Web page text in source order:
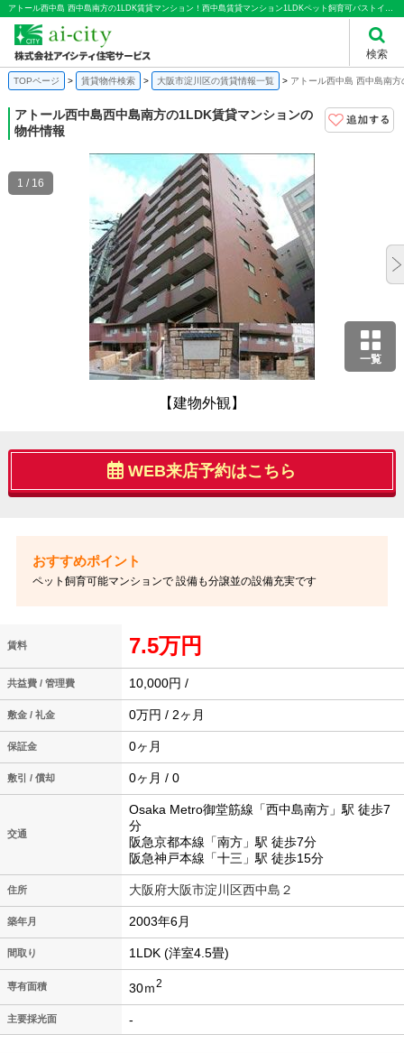
検索
アトール西中島 西中島南方の1LDK賃貸マンション！西中島賃貸マンション1LDKペット飼育可バストイレセパレート洗面所独立｜株式会社アイシティ住宅サービス
TOPページ 賃貸物件検索 大阪市淀川区の賃貸情報一覧 アトール西中島 西中島南
アトール西中島西中島南方の1LDK賃貸マンションの
物件情報
一覧
【建物外観】
1 / 16
WEB来店予約はこちら
ペット飼育可能マンションで 設備も分譲並の設備充実です
賃料 7.5万円
共益費 / 管理費 10,000円 /
敷金 / 礼金 0万円 / 2ヶ月
保証金 0ヶ月
敷引 / 償却 0ヶ月 / 0
交通
Osaka Metro御堂筋線「西中島南方」駅 徒歩7
分
阪急京都本線「南方」駅 徒歩7分
阪急神戸本線「十三」駅 徒歩15分
住所 大阪府大阪市淀川区西中島２
築年月 2003年6月
間取り 1LDK (洋室4.5畳)
専有面積 30ｍ2
主要採光面 -